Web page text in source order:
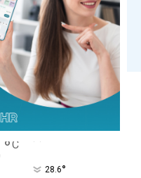
e fermati
°C
28.6°